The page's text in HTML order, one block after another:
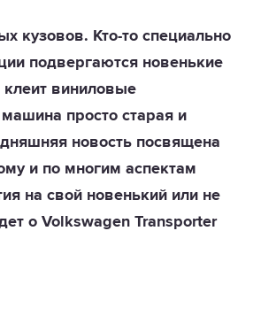
кузовов. Кто-то специально
подвергаются новенькие
клеит виниловые
просто старая и
новость посвящена
и по многим аспектам
на свой новенький или не
о Volkswagen Transporter